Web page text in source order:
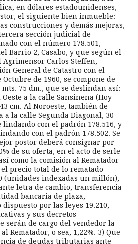
en dólares estadounidenses,
el siguiente bien inmueble:
construcciones y demás mejoras,
sección judicial de
con el número 178.501,
Barrio 2, Casabo, y que según el
Carlos Steffen,
General de Catastro con el
de 1960, se compone de
75 dm., que se deslindan así:
a la calle Sansinena (Hoy
cm. Al Noroeste, también de
la calle Segunda Diagonal, 30
lindando con el padrón 178.516, y
con el padrón 178.502. Se
postor deberá consignar por
de su oferta, en el acto de serle
como la comisión al Rematador
el precio total de lo rematado
(unidades indexadas un millón),
letra de cambio, transferencia
bancaria de plaza,
por las leyes 19.210,
y sus decretos
serán de cargo del vendedor la
Rematador, o sea, 1,22%. 3) Que
de deudas tributarias ante